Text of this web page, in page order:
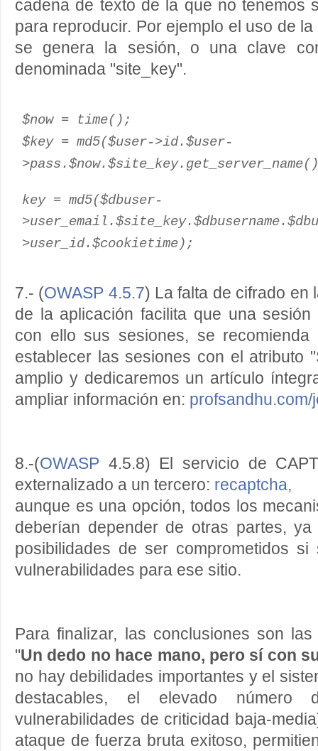
cadena de texto de la que no tenemos
para reproducir. Por ejemplo el uso de
se genera la sesión, o una clave
denominada "site_key".
$now = time();
$key = md5($user->id.$user-
key = md5($dbuser-
>user_id.$cookietime);
7.- (OWASP 4.5.7) La falta de cifrado en
de la aplicación facilita que una
con ello sus sesiones, se
establecer las sesiones con el atributo
amplio y dedicaremos un artículo
ampliar información en:
8.-(OWASP 4.5.8) El servicio de
externalizado a un tercero: recaptcha,
aunque es una opción, todos los
deberían depender de otras partes,
posibilidades de ser comprometidos
vulnerabilidades para ese sitio.
Para finalizar, las conclusiones son
"Un dedo no hace mano, pero sí con
no hay debilidades importantes y el
destacables, el elevado número
vulnerabilidades de criticidad baja-
ataque de fuerza bruta exitoso,